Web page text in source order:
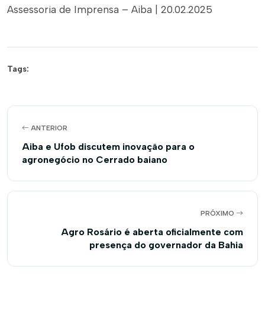
Assessoria de Imprensa – Aiba | 20.02.2025
Tags:
ANTERIOR
Aiba e Ufob discutem inovação para o
agronegócio no Cerrado baiano
PRÓXIMO
Agro Rosário é aberta oficialmente com
presença do governador da Bahia